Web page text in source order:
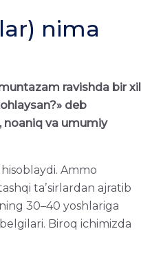
nima
ravishda bir xil
deb
noaniq va umumiy
Ammo
taʼsirlardan ajratib
30–40 yoshlariga
Biroq ichimizda